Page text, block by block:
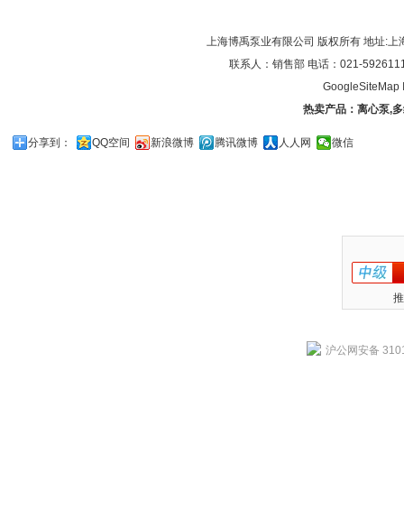
上海博禹泵业有限公司 版权所有 地址:
联系人：销售部 电话：021-
GoogleSiteMap
热卖产品： 离心泵,
分享到： QQ空间 新浪微博 腾讯微博 人人网 微信
沪公网安备